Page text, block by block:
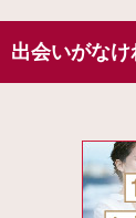
出会いがな